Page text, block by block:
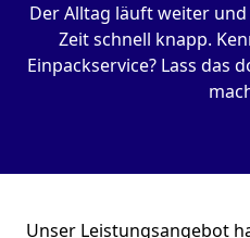
Der Alltag läuft weiter
Zeit schnell knapp.
Einpackservice? Lass das
Unser Leistungsangebot